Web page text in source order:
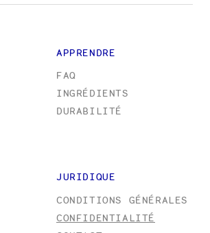
APPRENDRE
FAQ
INGRÉDIENTS
DURABILITÉ
JURIDIQUE
CONDITIONS GÉNÉRALES
CONFIDENTIALITÉ